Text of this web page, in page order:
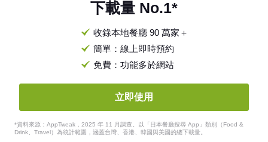
下載量 No.1*
收錄本地餐廳 90 萬家＋
簡單：線上即時預約
免費：功能多於網站
立即使用
*資料來源：AppTweak，2025 年 11 月調查。以「日本餐廳搜尋 App」類別（Food &
Drink、Travel）為統計範圍，涵蓋台灣、香港、韓國與美國的總下載量。